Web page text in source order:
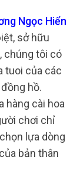
Ngọc Hiển
sở hữu
chúng tôi có
tuoi của các
hồ.
hàng cài hoa
chơi chỉ
lựa dòng
bản thân